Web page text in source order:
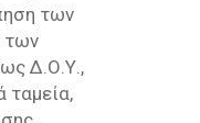
των
των
Δ.Ο.Υ.,
ταμεία,